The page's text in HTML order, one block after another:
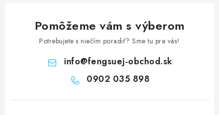
Pomôžeme vám s výberom
Potrebujete s niečím poradiť? Sme tu pre vás!
info@fengsuej-obchod.sk
0902 035 898